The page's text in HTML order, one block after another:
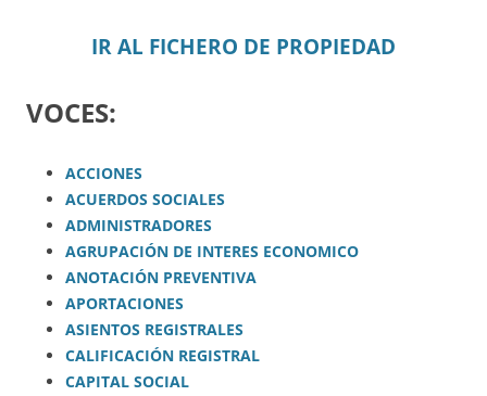
IR AL FICHERO DE PROPIEDAD
VOCES:
ACCIONES
ACUERDOS SOCIALES
ADMINISTRADORES
AGRUPACIÓN DE INTERES ECONOMICO
ANOTACIÓN PREVENTIVA
APORTACIONES
ASIENTOS REGISTRALES
CALIFICACIÓN REGISTRAL
CAPITAL SOCIAL